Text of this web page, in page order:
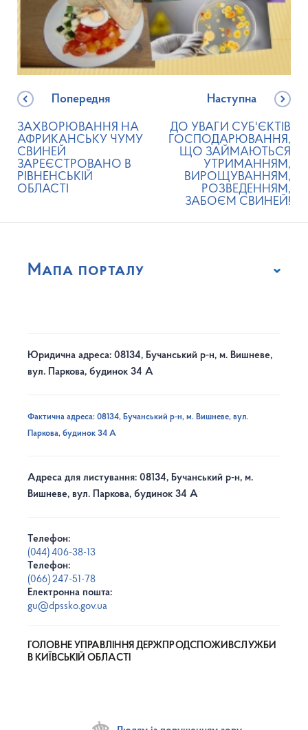
Попередня
ЗАХВОРЮВАННЯ НА
АФРИКАНСЬКУ ЧУМУ
СВИНЕЙ
ЗАРЕЄСТРОВАНО В
РІВНЕНСЬКІЙ
ОБЛАСТІ
Наступна
ДО УВАГИ СУБ'ЄКТІВ
ГОСПОДАРЮВАННЯ,
ЩО ЗАЙМАЮТЬСЯ
УТРИМАННЯМ,
ВИРОЩУВАННЯМ,
РОЗВЕДЕННЯМ,
ЗАБОЄМ СВИНЕЙ!
Мапа порталу
Юридична адреса: 08134, Бучанський р-н, м. Вишневе,
вул. Паркова, будинок 34 А
Фактична адреса: 08134, Бучанський р-н, м. Вишневе, вул.
Паркова, будинок 34 А
Адреса для листування: 08134, Бучанський р-н, м.
Вишневе, вул. Паркова, будинок 34 А
Телефон:
(044) 406-38-13
Телефон:
(066) 247-51-78
Електронна пошта:
gu@dpssko.gov.ua
ГОЛОВНЕ УПРАВЛІННЯ ДЕРЖПРОДСПОЖИВСЛУЖБИ
В КИЇВСЬКІЙ ОБЛАСТІ